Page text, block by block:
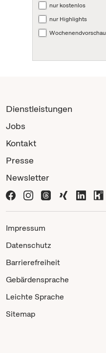
nur kostenlos
nur Highlights
Wochenendvorschau
Dienstleistungen
Jobs
Kontakt
Presse
Newsletter
Impressum
Datenschutz
Barrierefreiheit
Gebärdensprache
Leichte Sprache
Sitemap